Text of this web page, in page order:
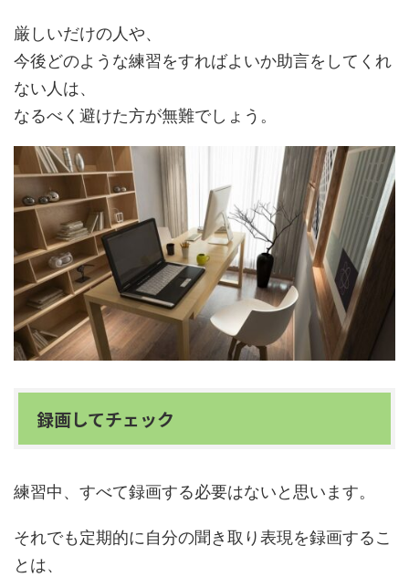
厳しいだけの人や、
今後どのような練習をすればよいか助言をしてくれ
ない人は、
なるべく避けた方が無難でしょう。
録画してチェック
練習中、すべて録画する必要はないと思います。
それでも定期的に自分の聞き取り表現を録画するこ
とは、